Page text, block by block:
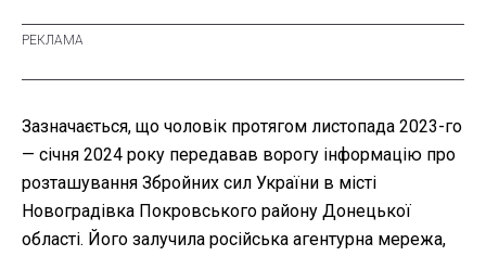
Зазначається, що чоловік протягом листопада 2023-го
— січня 2024 року передавав ворогу інформацію про
розташування Збройних сил України в місті
Новоградівка Покровського району Донецької
області. Його залучила російська агентурна мережа,